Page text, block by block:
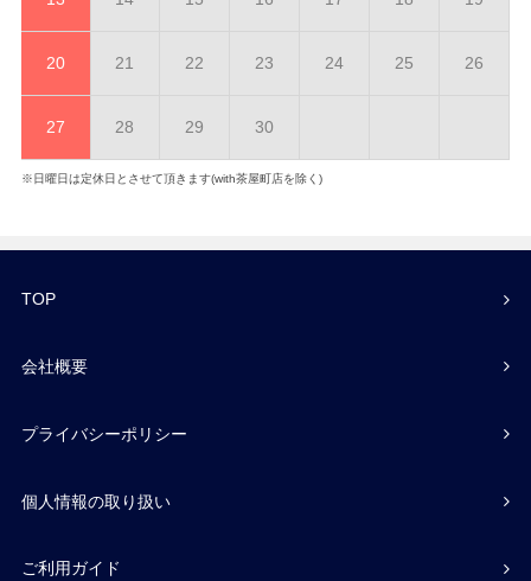
20 21 22 23 24 25 26
27 28 29 30
※日曜日は定休日とさせて頂きます(with茶屋町店を除く)
TOP
会社概要
プライバシーポリシー
個人情報の取り扱い
ご利用ガイド